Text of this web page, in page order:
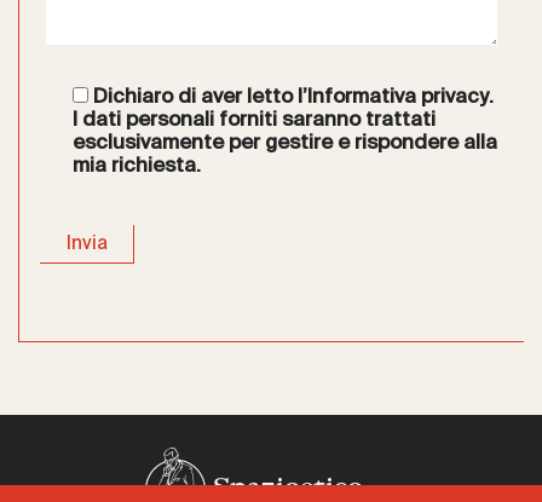
Dichiaro di aver letto l’Informativa privacy.
I dati personali forniti saranno trattati
esclusivamente per gestire e rispondere alla
mia richiesta.
Spazioetico